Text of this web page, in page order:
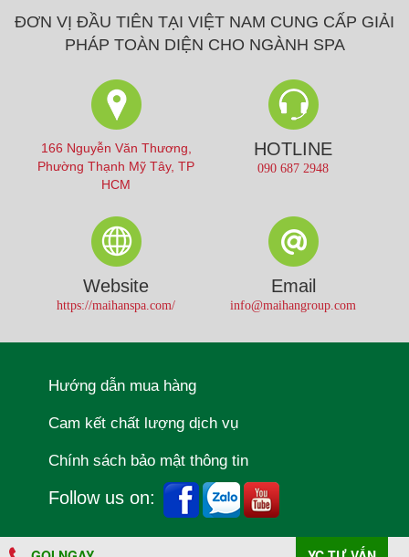
ĐƠN VỊ ĐẦU TIÊN TẠI VIỆT NAM CUNG CẤP GIẢI
PHÁP TOÀN DIỆN CHO NGÀNH SPA
166 Nguyễn Văn Thương,
Phường Thạnh Mỹ Tây, TP
HCM
HOTLINE
090 687 2948
Website
https://maihanspa.com/
Email
info@maihangroup.com
Hướng dẫn mua hàng
Cam kết chất lượng dịch vụ
Chính sách bảo mật thông tin
Follow us on: